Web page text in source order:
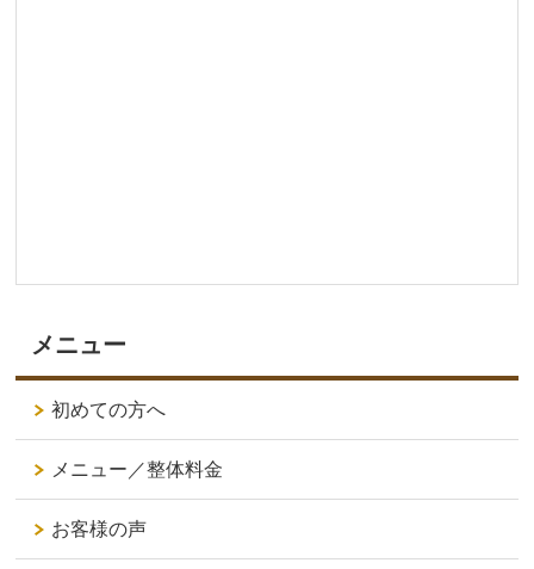
メニュー
初めての方へ
メニュー／整体料金
お客様の声